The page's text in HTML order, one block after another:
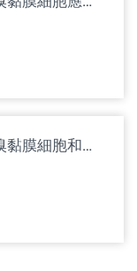
[研究發表] 鼻嗅黏膜細胞和脂肪間質幹細胞對在骨關節炎中療效的潛力：來自臨床前研究見解